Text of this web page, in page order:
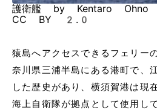
護衛艦 by Kentaro
CC BY 2.0
猿島へアクセスできるフェリー
奈川県三浦半島にある港町で、
した歴史があり、横須賀港は現
海上自衛隊が拠点として使用し